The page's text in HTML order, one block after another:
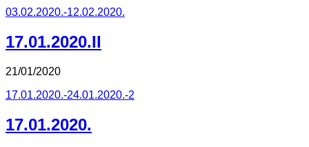
03.02.2020.-12.02.2020.
17.01.2020.II
21/01/2020
17.01.2020.-24.01.2020.-2
17.01.2020.